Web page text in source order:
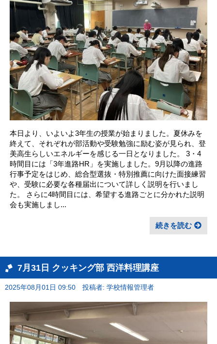
本日より、いよいよ3年生の授業が始まりました。夏休みを
終えて、それぞれが部活動や受験勉強に励む姿が見られ、登
美高生らしいエネルギーを感じる一日となりました。 3・4
時間目には「3年進路HR」を実施しました。9月以降の進路
行事予定をはじめ、総合型選抜・特別推薦に向けた面接練習
や、受験に必要な各種届出について詳しく説明を行いまし
た。 さらに4時間目には、希望する進路ごとに分かれた説明
会も実施しまし...
続きを読む
7月31日 クッキング部 西洋料理講座
2025年08月01日 09:50 投稿者: 学校情報管理者